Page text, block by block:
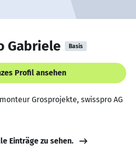
Gabriele Basis
Profil ansehen
Grosprojekte, swisspro AG
Einträge zu sehen.